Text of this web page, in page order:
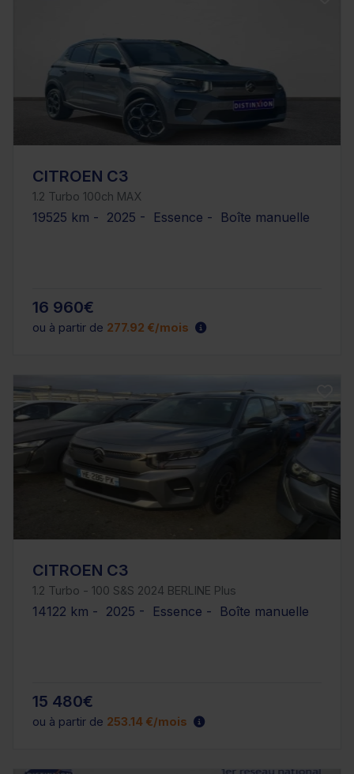
CITROEN C3
1.2 Turbo 100ch MAX
19525 km - 2025 - Essence - Boîte manuelle
16 960€
ou à partir de 277.92 €/mois
CITROEN C3
1.2 Turbo - 100 S&S 2024 BERLINE Plus
14122 km - 2025 - Essence - Boîte manuelle
15 480€
ou à partir de 253.14 €/mois